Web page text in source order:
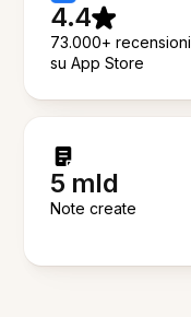
4.4
73.000+ recensioni
su App Store
5 mld
Note create